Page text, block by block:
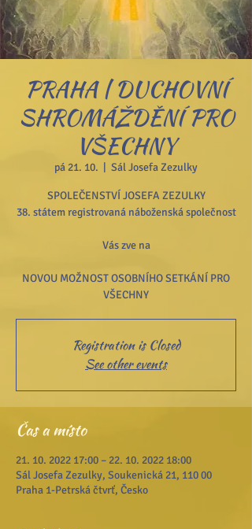
PRAHA | DUCHOVNÍ
SHROMÁŽDĚNÍ PRO
VŠECHNY
pá 21. 10. Sál Josefa Zezulky
SPOLEČENSTVÍ JOSEFA ZEZULKY
38. státem registrovaná náboženská společnost
Vás zve na
NOVOU MOŽNOST OSOBNÍHO SETKÁNÍ PRO
VŠECHNY
Registration is Closed
See other events
Čas a místo
21. 10. 2022 17:00 – 22. 10. 2022 18:00
Sál Josefa Zezulky, Soukenická 21, 110 00
Praha 1-Petrská čtvrť, Česko